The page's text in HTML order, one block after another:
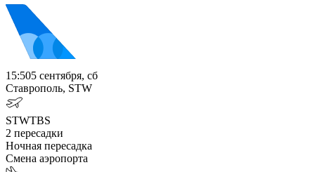
15:505 сентября, сб
Ставрополь, STW
STWTBS
2 пересадки
Ночная пересадка
Смена аэропорта